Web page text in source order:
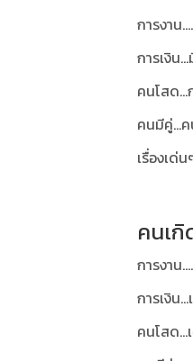
การงาน
การเงิน
คนโสด...
คนมีคู่...
เรื่องเด่
คนเ
การงาน
การเงิน
คนโสด...